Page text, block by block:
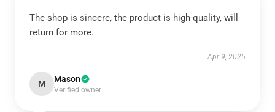
The shop is sincere, the product is high-quality, will
return for more.
Apr 9, 2025
M Mason
Verified owner